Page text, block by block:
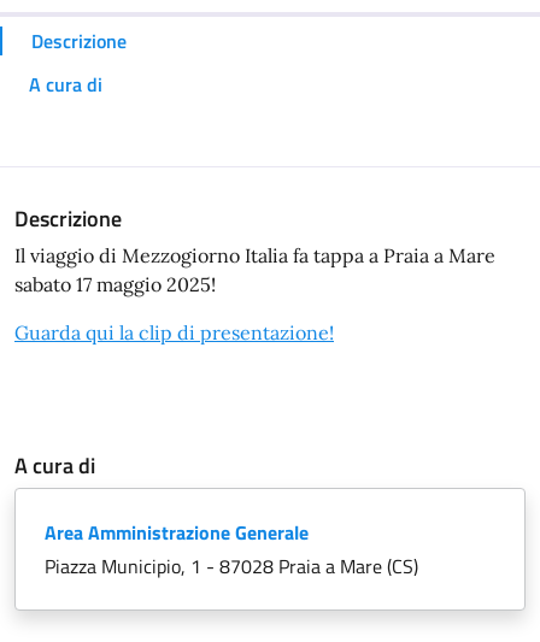
Descrizione
A cura di
Descrizione
Il viaggio di Mezzogiorno Italia fa tappa a Praia a Mare
sabato 17 maggio 2025!
Guarda qui la clip di presentazione!
A cura di
Area Amministrazione Generale
Piazza Municipio, 1 - 87028 Praia a Mare (CS)